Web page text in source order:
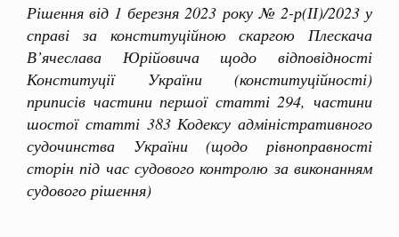
Рішення від 1 березня 2023 року № 2-р(ІІ)/2023 у
справі за конституційною скаргою Плескача
В’ячеслава Юрійовича щодо відповідності
Конституції України (конституційності)
приписів частини першої статті 294, частини
шостої статті 383 Кодексу адміністративного
судочинства України (щодо рівноправності
сторін під час судового контролю за виконанням
судового рішення)